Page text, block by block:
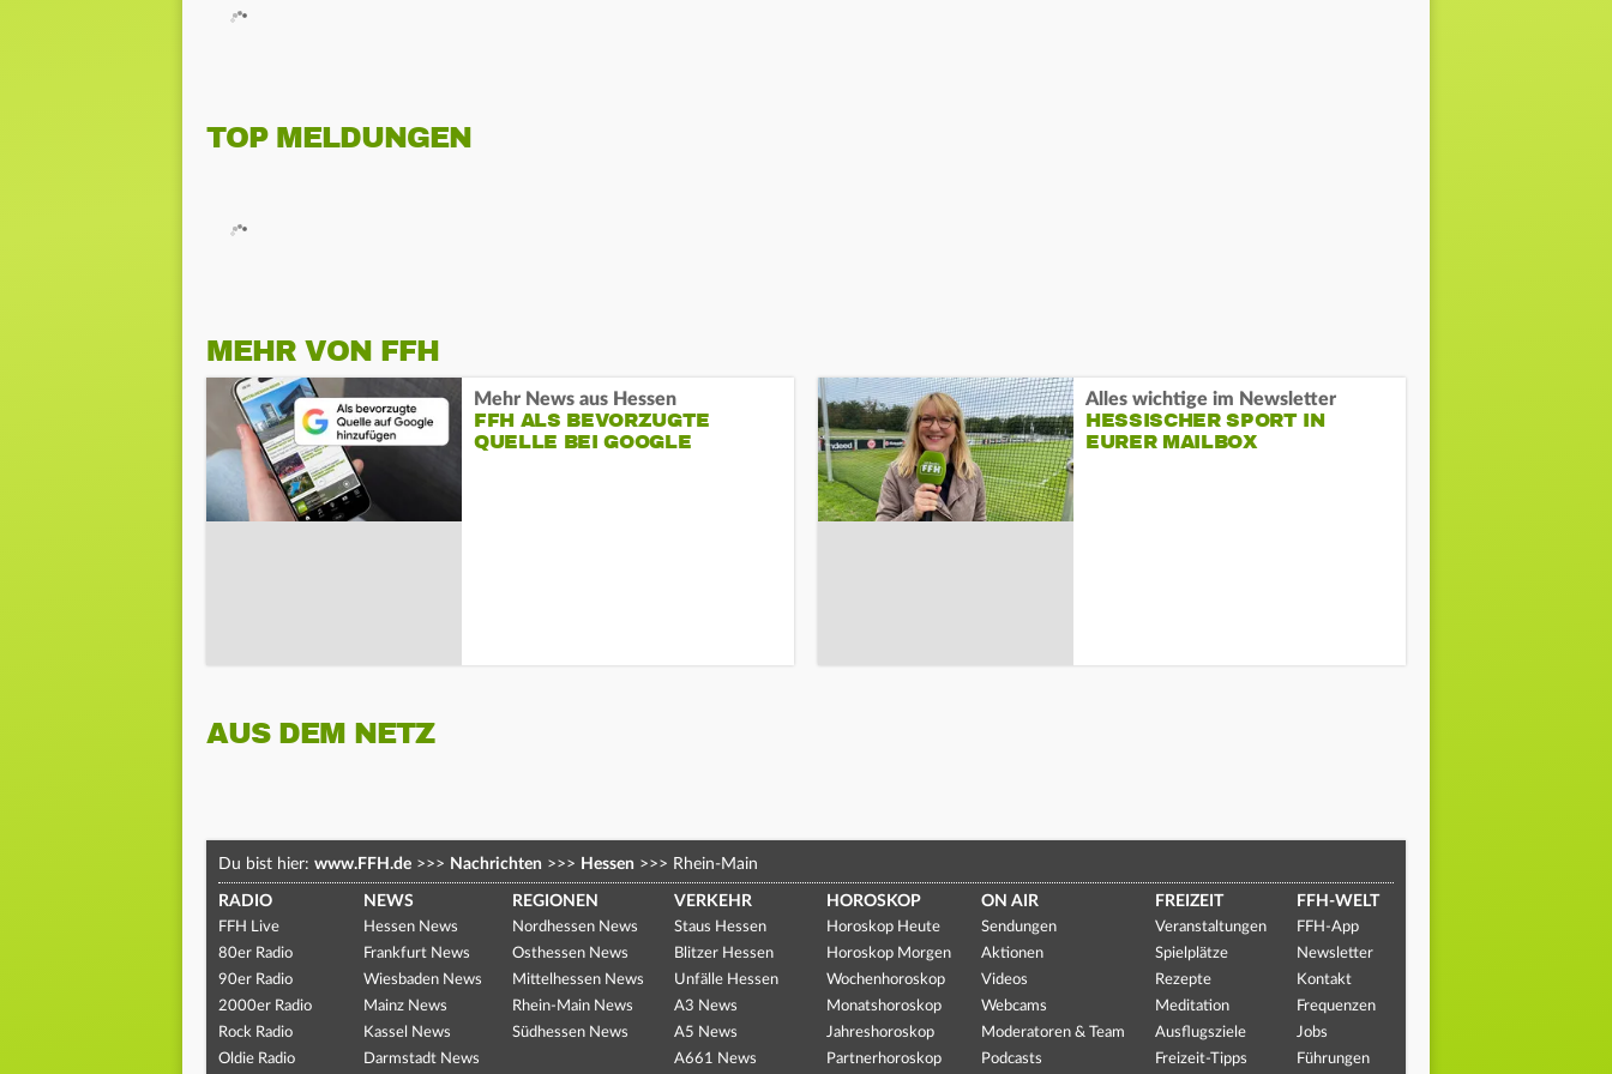
TOP MELDUNGEN
MEHR VON FFH
Mehr News aus Hessen
FFH ALS BEVORZUGTE
QUELLE BEI GOOGLE
Alles wichtige im Newsletter
HESSISCHER SPORT IN
EURER MAILBOX
AUS DEM NETZ
Du bist hier: www.FFH.de >>> Nachrichten >>> Hessen >>> Rhein-Main
RADIO
FFH Live
80er Radio
90er Radio
2000er Radio
Rock Radio
Oldie Radio
NEWS
Hessen News
Frankfurt News
Wiesbaden News
Mainz News
Kassel News
Darmstadt News
REGIONEN
Nordhessen News
Osthessen News
Mittelhessen News
Rhein-Main News
Südhessen News
VERKEHR
Staus Hessen
Blitzer Hessen
Unfälle Hessen
A3 News
A5 News
A661 News
HOROSKOP
Horoskop Heute
Horoskop Morgen
Wochenhoroskop
Monatshoroskop
Jahreshoroskop
Partnerhoroskop
ON AIR
Sendungen
Aktionen
Videos
Webcams
Moderatoren & Team
Podcasts
FREIZEIT
Veranstaltungen
Spielplätze
Rezepte
Meditation
Ausflugsziele
Freizeit-Tipps
FFH-WELT
FFH-App
Newsletter
Kontakt
Frequenzen
Jobs
Führungen